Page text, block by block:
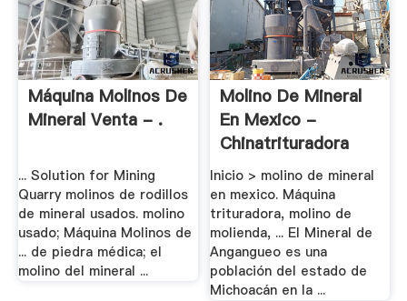
Máquina Molinos De
Mineral Venta - .
... Solution for Mining
Quarry molinos de rodillos
de mineral usados. molino
usado; Máquina Molinos de
... de piedra médica; el
molino del mineral ...
Molino De Mineral
En Mexico -
Chinatrituradora
Inicio > molino de mineral
en mexico. Máquina
trituradora, molino de
molienda, ... El Mineral de
Angangueo es una
población del estado de
Michoacán en la ...